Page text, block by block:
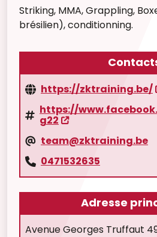
Striking, MMA, Grappling,
brésilien), conditionning.
https://zktraining.be/
https://
g22
team@zktraining.be
0471532635
Adresse
Avenue Georges Truffaut